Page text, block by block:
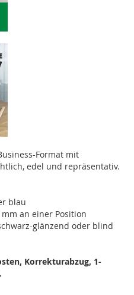
Format mit
edel und repräsentativ.
blau
an einer Position
glänzend oder blind
Korrekturabzug, 1-